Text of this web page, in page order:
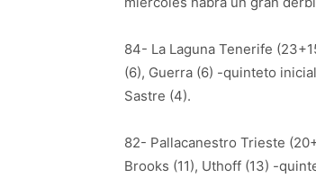
84- La Laguna Tenerife
(6), Guerra (6) -quinteto
Sastre (4).
82- Pallacanestro Trieste
Brooks (11), Uthoff (13) -